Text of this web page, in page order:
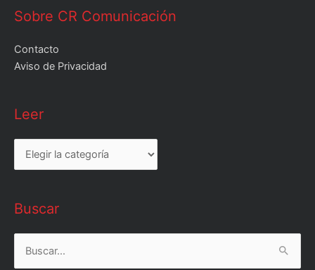
Sobre CR Comunicación
Contacto
Aviso de Privacidad
Leer
Leer
Buscar
Buscar